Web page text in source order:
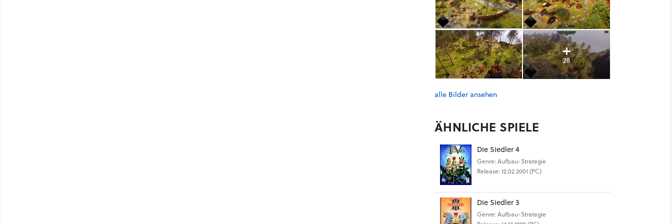
28
alle Bilder ansehen
ÄHNLICHE SPIELE
Die Siedler 4
Genre: Aufbau-Strategie
Release: 12.02.2001 (PC)
Die Siedler 3
Genre: Aufbau-Strategie